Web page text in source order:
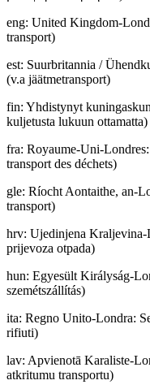
eng: United Kingdom-
transport)
est: Suurbritannia /
(v.a jäätmetransport)
fin: Yhdistynyt
kuljetusta lukuun ottamatta)
fra: Royaume-Uni-
transport des déchets)
gle: Ríocht Aontaithe, an-
transport)
hrv: Ujedinjena Kraljevina-
prijevoza otpada)
hun: Egyesült Királyság-
szemétszállítás)
ita: Regno Unito-Londra:
rifiuti)
lav: Apvienotā Karaliste-
atkritumu transportu)